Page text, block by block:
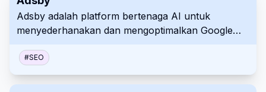
Adsby adalah platform bertenaga AI untuk
menyederhanakan dan mengoptimalkan Google
kecil, ini mengotomatiskan pembuatan iklan, saran
kata kunci, dan optimasi kampanye untuk
#SEO